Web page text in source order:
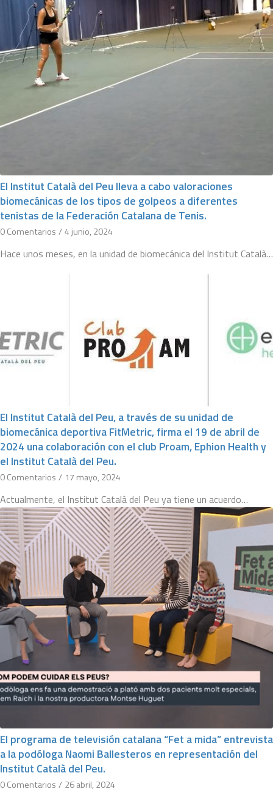
El Institut Català del Peu lleva a cabo valoraciones
biomecánicas de los tipos de golpeos a diferentes
tenistas de la Federación Catalana de Tenis.
0 Comentarios /4 junio, 2024
Hace unos meses, en la unidad de biomecánica del Institut Català…
El Institut Català del Peu, a través de su unidad de
biomecánica deportiva FitMetric, firma el 19 de abril de
2024 una colaboración con el club Proam, Ephion Health y
el Institut Català del Peu.
0 Comentarios / 17 mayo, 2024
Actualmente, el Institut Català del Peu ya tiene un acuerdo…
El programa de televisión catalana “Fet a mida” entrevista
a la podóloga Naomi Ballesteros en representación del
Institut Català del Peu.
0 Comentarios / 26 abril, 2024